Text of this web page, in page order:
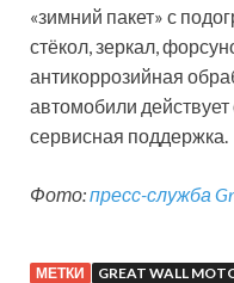
«зимний пакет» с
стёкол, зеркал,
антикоррозийная
автомобили
сервисная поддержка.
Фото:пресс-служба
МЕТКИ GREAT WALL